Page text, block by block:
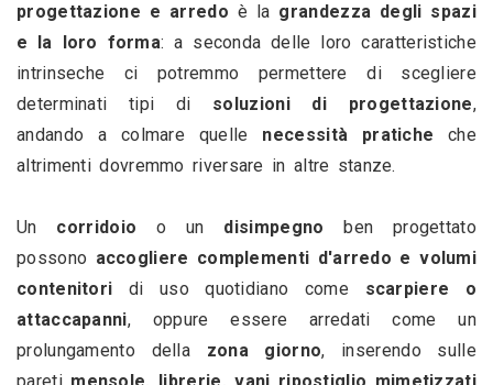
progettazione e arredo è la grandezza degli spazi
e la loro forma: a seconda delle loro caratteristiche
intrinseche ci potremmo permettere di scegliere
determinati tipi di soluzioni di progettazione,
andando a colmare quelle necessità pratiche che
altrimenti dovremmo riversare in altre stanze.
Un corridoio o un disimpegno ben progettato
possono accogliere complementi d'arredo e volumi
contenitori di uso quotidiano come scarpiere o
attaccapanni, oppure essere arredati come un
prolungamento della zona giorno,
inserendo sulle